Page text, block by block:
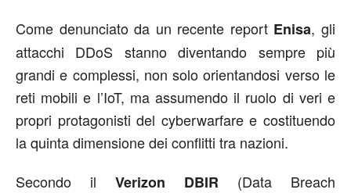
Come denunciato da un recente report Enisa, gli
attacchi DDoS stanno diventando sempre più
grandi e complessi, non solo orientandosi verso le
reti mobili e l’IoT, ma assumendo il ruolo di veri e
propri protagonisti del cyberwarfare e costituendo
la quinta dimensione dei conflitti tra nazioni.
Secondo il Verizon DBIR (Data Breach